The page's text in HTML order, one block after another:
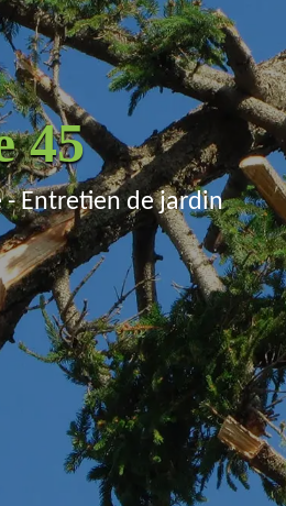
45
- Entretien de jardin